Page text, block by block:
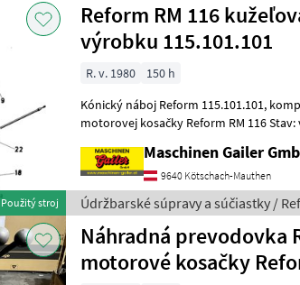
Použitý stroj
Reform RM 116
výrobku 115.101.101
R. v. 1980
150 h
Kónický náboj Reform 115.101.101, kompatibilný so spojkou
motorovej kosačky Reform RM 116 Stav: v poriadku Tešíme sa na vašu
Maschinen Gailer
9640 Kötschach-Mauthen
Údržbarské súpravy a súčiastky /
Náhradná prevodovka
motorové kosačky